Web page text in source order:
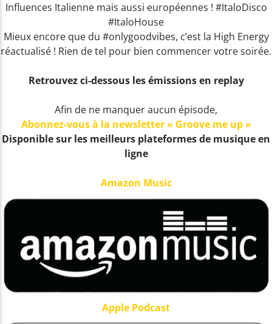
EN CE MOMENT
CARIBBEAN QUEEN (NO MORE LOVE ON
THE RUN)
BILLY OCEAN
EMISSION EN COURS
NON-STOP MUSIC
09:00 11:59
NON-STOP MUSIC
Yellow Radio
Influences Italienne mais aussi européennes ! #ItaloDisco
#ItaloHouse
Mieux encore que du #onlygoodvibes, c’est la High Energy
réactualisé ! Rien de tel pour bien commencer votre soirée.
Retrouvez ci-dessous les émissions en replay
Afin de ne manquer aucun épisode,
Abonnez-vous à la newsletter « Groove me up »
Disponible sur les meilleurs plateformes de musique en
ligne
Amazon Music
Apple Podcast